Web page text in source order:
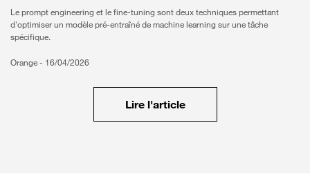
Le prompt engineering et le fine-tuning sont deux techniques permettant
d'optimiser un modèle pré-entraîné de machine learning sur une tâche
spécifique.
Orange - 16/04/2026
Lire l'article